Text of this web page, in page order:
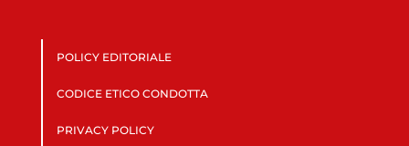
POLICY EDITORIALE
CODICE ETICO CONDOTTA
PRIVACY POLICY